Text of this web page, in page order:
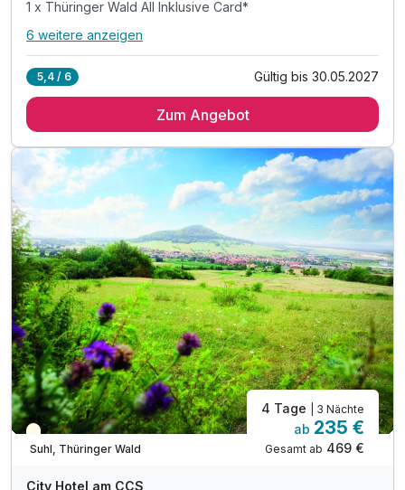
1 x Thüringer Wald All Inklusive Card*
Alle Inklusivleistungen
3 x reichhaltiges Frühstücksbuffet
1 x Thüringer Wald All Inklusive Card*
* Eintritt in das H2Oberhof Wellness & Erlebnisbad
* Eintritt in das SAALEMAXX Erlebnisbad
* Fahrt mit der Sommerrodelbahn Ruhla
* Fahrt mit der Thüringer Bergbahn
* und vieles mehr!
inkl. WLAN
6 weitere anzeigen
5,4 / 6 Gültig bis 30.05.2027
Zum Angebot
Saisonal verfügbar
Suhl, Thüringer Wald
4 Tage | 3 Nächte
ab 235 €
Gesamt ab 469 €
City Hotel am CCS